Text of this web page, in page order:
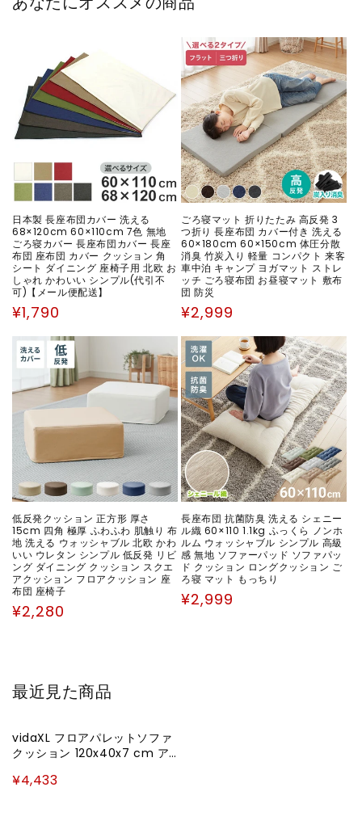
日本製 長座布団カバー 洗える
68×120cm 60×110cm 7色 無地
ごろ寝カバー 長座布団カバー 長座
布団 座布団 カバー クッション 角
シート ダイニング 座椅子用 北欧 お
しゃれ かわいい シンプル(代引不
可)【メール便配送】
通
価
格
¥1,790
ごろ寝マット 折りたたみ 高反発 3
つ折り 長座布団 カバー付き 洗える
60×180cm 60×150cm 体圧分散
消臭 竹炭入り 軽量 コンパクト 来客
車中泊 キャンプ ヨガマット ストレ
ッチ ごろ寝布団 お昼寝マット 敷布
団 防災
通
価
格
¥2,999
低反発クッション 正方形 厚さ
15cm 四角 極厚 ふわふわ 肌触り 布
地 洗える ウォッシャブル 北欧 かわ
いい ウレタン シンプル 低反発 リビ
ング ダイニング クッション スクエ
アクッション フロアクッション 座
布団 座椅子
通
¥2,280
長座布団 抗菌防臭 洗える シェニー
ル織 60×110 1.1kg ふっくら ノンホ
ルム ウォッシャブル シンプル 高級
感 無地 ソファーパッド ソファパッ
ド クッション ロングクッション ご
ろ寝 マット もっちり
通
¥2,999
最近見た商品
vidaXL フロアパレットソファ
クッション 120x40x7 cm ア
デコレーション チェア・ソフ
¥4,433